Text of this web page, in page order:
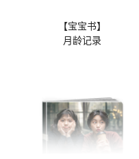
【宝宝书】
月龄记录